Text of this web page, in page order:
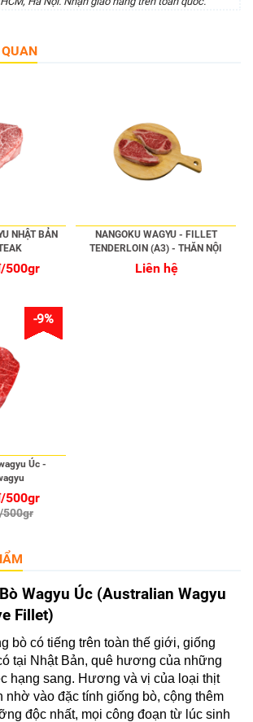
NHẬT BẢN
500gr
NANGOKU WAGYU - FILLET
TENDERLOIN (A3) - THĂN NỘI
Liên hệ
Úc -
500gr
500gr
-9%
Wagyu Úc (Australian Wagyu
Fillet)
bò có tiếng trên toàn thế giới, giống
tại Nhật Bản, quê hương của những
hạng sang. Hương và vị của loại thịt
nhờ vào đặc tính giống bò, cộng thêm
độc nhất, mọi công đoạn từ lúc sinh